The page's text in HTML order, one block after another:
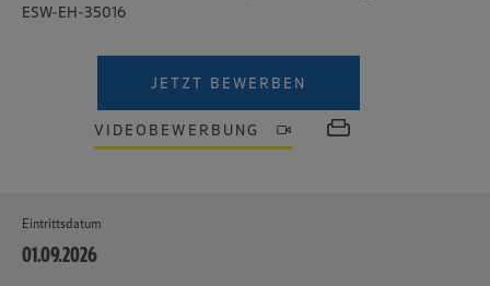
ESW-EH-35016
JETZT BEWERBEN
VIDEOBEWERBUNG
Eintrittsdatum
01.09.2026